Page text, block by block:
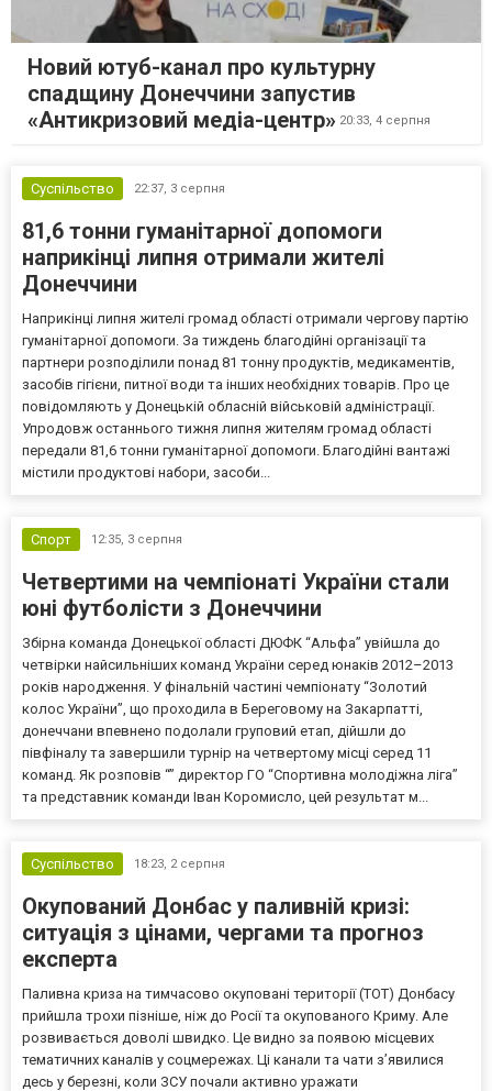
Новий ютуб-канал про культурну
спадщину Донеччини запустив
«Антикризовий медіа-центр» 20:33, 4 серпня
Суспільство 22:37, 3 серпня
81,6 тонни гуманітарної допомоги
наприкінці липня отримали жителі
Донеччини
Наприкінці липня жителі громад області отримали чергову партію
гуманітарної допомоги. За тиждень благодійні організації та
партнери розподілили понад 81 тонну продуктів, медикаментів,
засобів гігієни, питної води та інших необхідних товарів. Про це
повідомляють у Донецькій обласній військовій адміністрації.
Упродовж останнього тижня липня жителям громад області
передали 81,6 тонни гуманітарної допомоги. Благодійні вантажі
містили продуктові набори, засоби...
Спорт 12:35, 3 серпня
Четвертими на чемпіонаті України стали
юні футболісти з Донеччини
Збірна команда Донецької області ДЮФК “Альфа” увійшла до
четвірки найсильніших команд України серед юнаків 2012–2013
років народження. У фінальній частині чемпіонату “Золотий
колос України”, що проходила в Береговому на Закарпатті,
донеччани впевнено подолали груповий етап, дійшли до
півфіналу та завершили турнір на четвертому місці серед 11
команд. Як розповів “” директор ГО “Спортивна молодіжна ліга”
та представник команди Іван Коромисло, цей результат м...
Суспільство 18:23, 2 серпня
Окупований Донбас у паливній кризі:
ситуація з цінами, чергами та прогноз
експерта
Паливна криза на тимчасово окуповані території (ТОТ) Донбасу
прийшла трохи пізніше, ніж до Росії та окупованого Криму. Але
розвивається доволі швидко. Це видно за появою місцевих
тематичних каналів у соцмережах. Ці канали та чати з’явилися
десь у березні, коли ЗСУ почали активно уражати